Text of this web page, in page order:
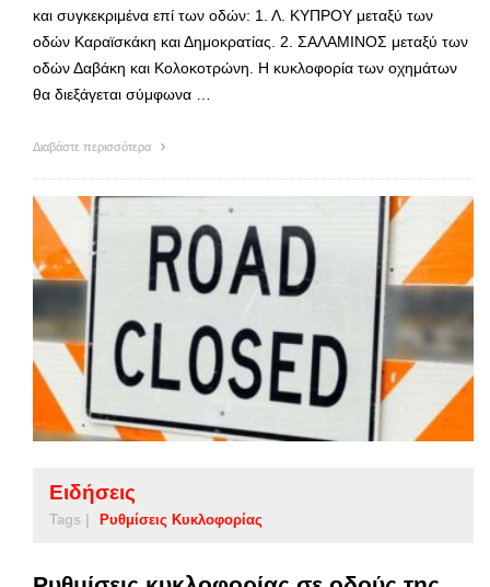
και συγκεκριμένα επί των οδών: 1. Λ. ΚΥΠΡΟΥ μεταξύ των
οδών Καραϊσκάκη και Δημοκρατίας. 2. ΣΑΛΑΜΙΝΟΣ μεταξύ των
οδών Δαβάκη και Κολοκοτρώνη. Η κυκλοφορία των οχημάτων
θα διεξάγεται σύμφωνα …
Διαβάστε περισσότερα
Ειδήσεις
Tags | Ρυθμίσεις Κυκλοφορίας